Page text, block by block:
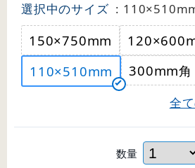
選択中のサイズ :
150×750mm
110×510mm
300mm角
全
数量